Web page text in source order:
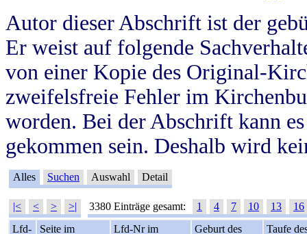
Autor dieser Abschrift ist der
Er weist auf folgende
von einer Kopie des Original-
zweifelsfreie Fehler im
worden. Bei der Abschrift kann
gekommen sein. Deshalb wird
Alles Suchen Auswahl Detail
|< < > >| 3380 Einträge gesamt: 1 4 7 10 13
16
Lfd-
Seite im Lfd-Nr im Geburt des Taufe